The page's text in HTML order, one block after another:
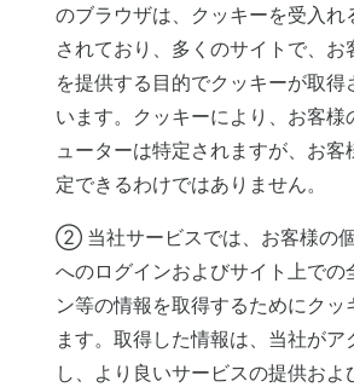
のブラウザは、クッキーを受入れ
されており、多くのサイトで、
を提供する目的でクッキーが取得
います。クッキーにより、お客様
ューターは特定されますが、お
定できるわけではありません。
② 当社サービスでは、お客様の
へのログインおよびサイト上での
ン等の情報を取得するためにクッ
ます。取得した情報は、当社が
し、より良いサービスの提供およ